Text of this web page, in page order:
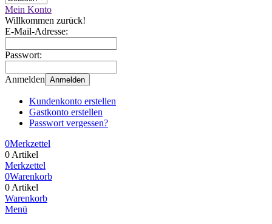
Mein Konto
Willkommen zurück!
E-Mail-Adresse:
Passwort:
Anmelden Anmelden
Kundenkonto erstellen
Gastkonto erstellen
Passwort vergessen?
0Merkzettel
0 Artikel
Merkzettel
0Warenkorb
0 Artikel
Warenkorb
Menü